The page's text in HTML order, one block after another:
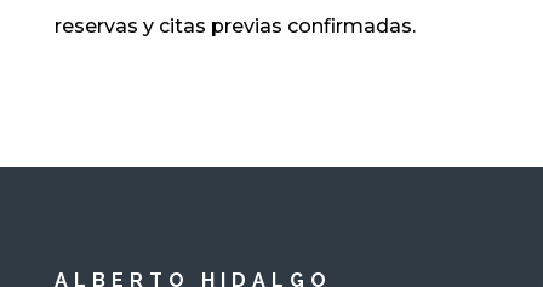
reservas y citas previas confirmadas.
ALBERTO HIDALGO